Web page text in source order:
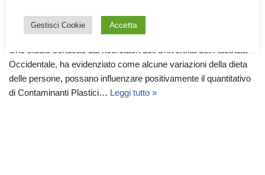
9 Giugno 2026 Documentari,Lifestyle
Uno studio condotto dai ricercatori dell’Università dell’Australia
Occidentale, ha evidenziato come alcune variazioni della dieta
delle persone, possano influenzare positivamente il quantitativo
di Contaminanti Plastici… Leggi tutto »
Gestisci Cookie Accetta